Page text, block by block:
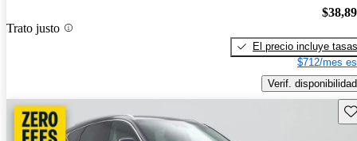
Trato justo
El precio incluye tasas
$712/mes
Verif. disponibilidad